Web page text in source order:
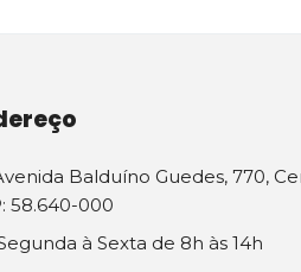
Balduíno Guedes, 770,
58.640-000
à Sexta de 8h às 14h